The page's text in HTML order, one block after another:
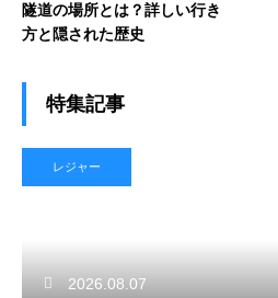
隧道の場所とは？詳しい行き
方と隠された歴史
特集記事
レジャー
2026.08.07